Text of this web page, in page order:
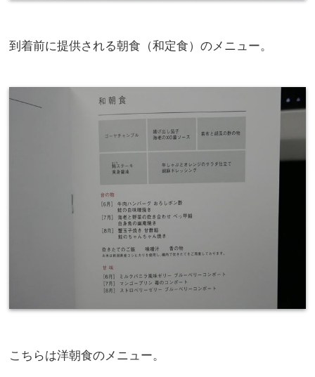
到着前に提供される朝食（和定食）のメニュー。
こちらは洋朝食のメニュー。